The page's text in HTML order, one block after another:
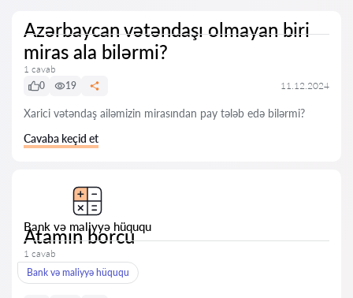
Azərbaycan vətəndaşı olmayan biri
miras ala bilərmi?
1 cavab
0
19 11.12.2024
Xarici vətəndaş ailəmizin mirasından pay tələb edə bilərmi?
Cavaba keçid et
Bank və maliyyə hüququ
Atamın borcu
1 cavab
Bank və maliyyə hüququ